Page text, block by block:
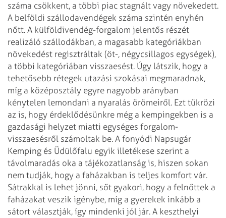
száma csökkent, a többi piac stagnált vagy növekedett.
A belföldi szállodavendégek száma szintén enyhén
nőtt. A külföldivendég-forgalom jelentős részét
realizáló szállodákban, a magasabb kategóriákban
növekedést regisztráltak (öt-, négycsillagos egységek),
a többi kategóriában visszaesést. Úgy látszik, hogy a
tehetősebb rétegek utazási szokásai megmaradnak,
míg a középosztály egyre nagyobb arányban
kénytelen lemondani a nyaralás örömeiről. Ezt tükrözi
az is, hogy érdeklődésünkre még a kempingekben is a
gazdasági helyzet miatti egységes forgalom-
visszaesésről számoltak be. A fonyódi Napsugár
Kemping és Üdülőfalu egyik illetékese szerint a
távolmaradás oka a tájékozatlanság is, hiszen sokan
nem tudják, hogy a faházakban is teljes komfort vár.
Sátrakkal is lehet jönni, sőt gyakori, hogy a felnőttek a
faházakat veszik igénybe, míg a gyerekek inkább a
sátort választják, így mindenki jól jár. A keszthelyi